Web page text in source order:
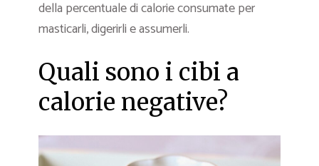
della percentuale di calorie consumate per
masticarli, digerirli e assumerli.
Quali sono i cibi a
calorie negative?